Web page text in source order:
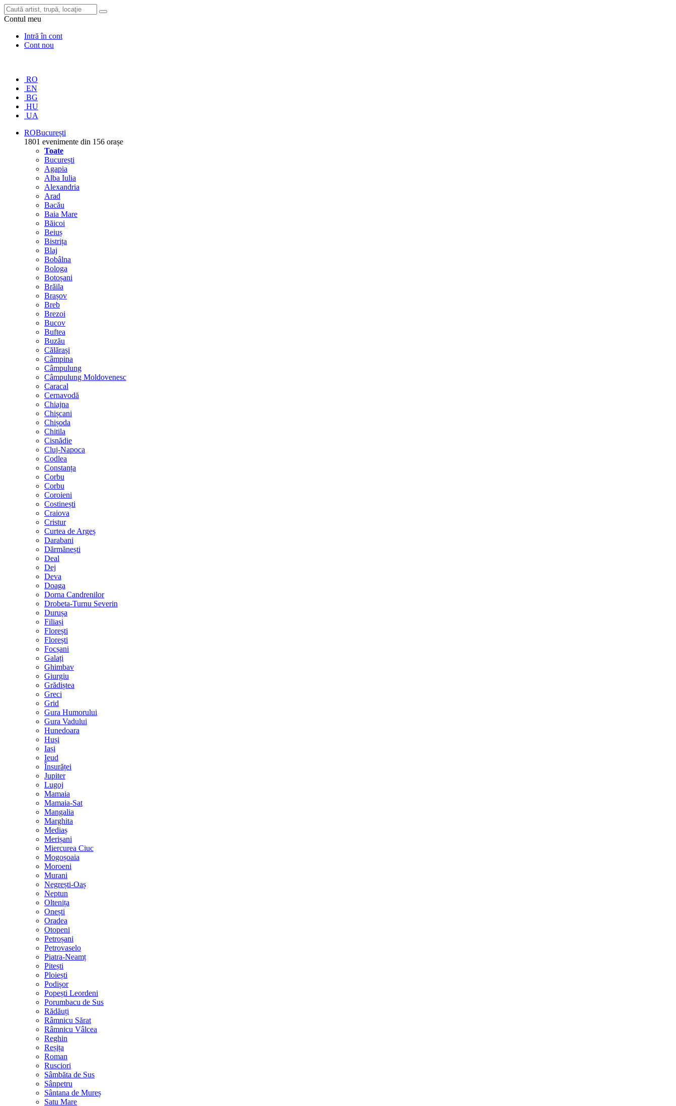
Contul meu
Intră în cont
Cont nou
RO
EN
BG
HU
UA
ROBucurești
1801 evenimente din 156 orașe
Toate
București
Agapia
Alba Iulia
Alexandria
Arad
Bacău
Baia Mare
Băicoi
Beiuș
Bistrița
Blaj
Bobâlna
Bologa
Botoșani
Brăila
Brașov
Breb
Brezoi
Bucov
Buftea
Buzău
Călărași
Câmpina
Câmpulung
Câmpulung Moldovenesc
Caracal
Cernavodă
Chiajna
Chișcani
Chișoda
Chitila
Cisnădie
Cluj-Napoca
Codlea
Constanța
Corbu
Corbu
Coroieni
Costinești
Craiova
Cristur
Curtea de Argeș
Darabani
Dărmănești
Deal
Dej
Deva
Doaga
Dorna Candrenilor
Drobeta-Turnu Severin
Durușa
Filiași
Florești
Florești
Focșani
Galați
Ghimbav
Giurgiu
Grădiștea
Greci
Grid
Gura Humorului
Gura Vadului
Hunedoara
Huși
Iași
Ieud
Însurăței
Jupiter
Lugoj
Mamaia
Mamaia-Sat
Mangalia
Marghita
Mediaș
Merișani
Miercurea Ciuc
Mogoșoaia
Moroeni
Murani
Negrești-Oaș
Neptun
Oltenița
Onești
Oradea
Otopeni
Petroșani
Petrovaselo
Piatra-Neamț
Pitești
Ploiești
Podișor
Popești Leordeni
Porumbacu de Sus
Rădăuți
Râmnicu Sărat
Râmnicu Vâlcea
Reghin
Reșița
Roman
Rusciori
Sâmbăta de Sus
Sânpetru
Sântana de Mureș
Satu Mare